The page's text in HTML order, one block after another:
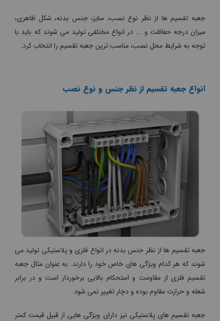
جعبه تقسیم ها از نظر نوع نصب، سایز، جنس بدنه، شکل ظاهری،
میزان درجه حفاظت و ... در انواع مختلفی تولید می شوند که باید با
توجه به شرایط محل نصب، مناسب ترین جعبه تقسیم را انتخاب کرد.
انواع جعبه تقسیم از نظر جنس و نوع نصب
جعبه تقسیم ها از نظر جنس بدنه در انواع فلزی و پلاستیکی تولید می
شوند که هر کدام ویژگی های خاص خود را دارند. به عنوان مثال جعبه
تقسیم فلزی از مقاومت و استحکام بالایی برخوردار است و در برابر
شعله و حرارت مقاوم بوده و دچار تغییر نمی شود.
جعبه تقسیم های پلاستیکی نیز دارای ویژگی هایی از قبیل قیمت کمتر